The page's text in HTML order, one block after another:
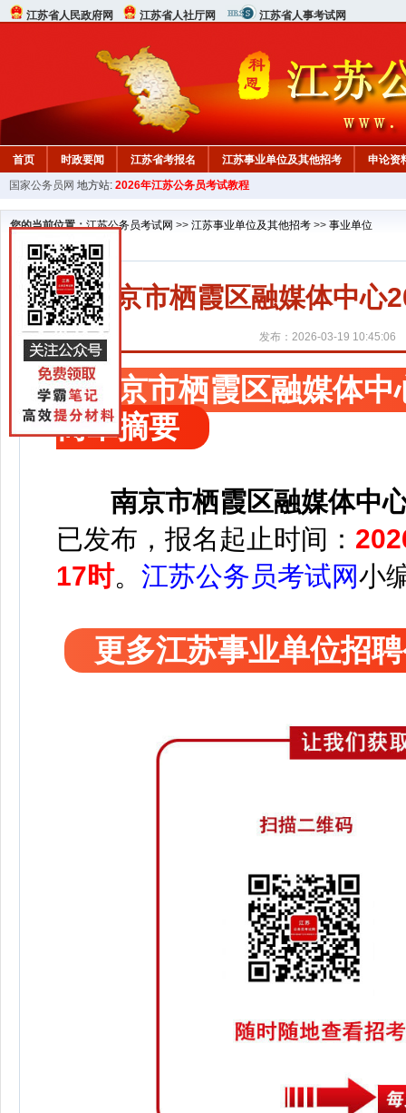
江苏省人民政府网 江苏省人社厅网 江苏省人事考试网
首页 时政要闻 江苏省考报名 江苏事业单位及其他招考
申论资
国家公务员网 地方站: 2026年江苏公务员考试教程
您的当前位置：江苏公务员考试网 >> 江苏事业单位及其他招考 >> 事业单位
南京市栖霞区融媒体中心
发布：2026-03-19 10:45:06
南京市栖霞区融媒体中
简章摘要
南京市栖霞区融媒体中
已发布， 报名起止时间：
17时。 江苏公务员考试网小
更多江苏事业单位招